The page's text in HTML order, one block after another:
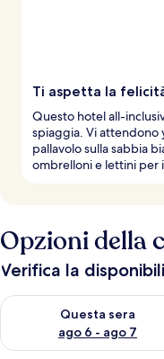
Ti aspetta la
Questo hotel all-
spiaggia. Vi attendono
pallavolo sulla sabbia
ombrelloni e lettini per
Opzioni della
Verifica la
Questa sera
ago 6 - ago 7
Verifica la disponibilità